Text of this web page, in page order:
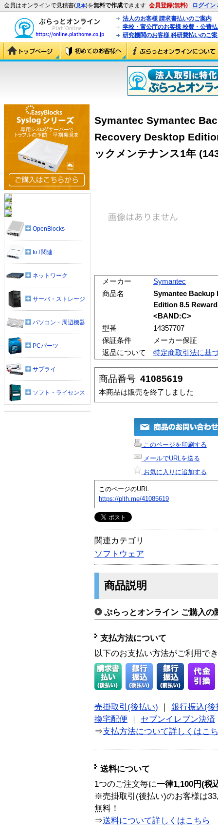
会員はオンラインで見積書(見本)を無料で作成できます 会員登録(無料) ログイン
法人のお客様 請求書払いのご案内
学校・官公庁のお客様 校費・公費
研究機関のお客様 科研費払いのご
Symantec Symantec
Recovery Desktop
ックメンテナンス1年
メーカー
Symantec
商品名
Symantec Backup
Edition 8.5
<BAND:C>
型番
14357707
保証条件
メーカー保証
返品について
特定商取引法に基
商品番号 41085619
本商品は販売を終了しました
このページを印刷する
メールでURLを送る
お気に入りに追加する
このページのURL
https://plth.me/41085619
関連カテゴリ
ソフトウェア
商品説明
ぷらっとオンライン ご購入の
支払方法について
以下のお支払い方法がご利用で
売掛取引(後払い)
銀行振込(後
換宅配便
セブンイレブン決済
⇒支払方法について詳しくはこ
送料について
1つのご注文毎に一律1,100円(税
※売掛取引(後払い)のお客様は
無料！
⇒送料について詳しくはこちら
OpenBlocks
IoT関連
ネットワーク
サーバ・ストレージ
パソコン・周辺機器
PCパーツ
サプライ
ソフト・ライセンス